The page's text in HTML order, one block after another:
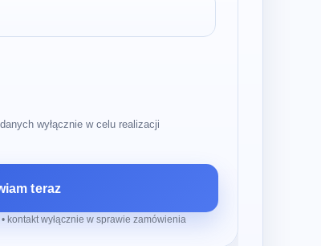
wyłącznie w celu realizacji
teraz
kontakt wyłącznie w sprawie zamówienia